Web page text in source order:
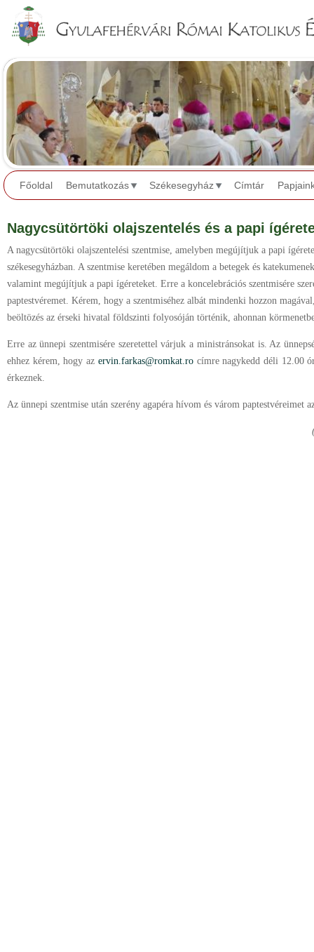
Főoldal Bemutatkozás Székesegyház Címtár
Nagycsütörtöki olajszentelés és a papi
A nagycsütörtöki olajszentelési szentmise, amelyben megújítjuk a papi
székesegyházban. A szentmise keretében megáldom a betegek és
valamint megújítjuk a papi ígéreteket. Erre a koncelebrációs szentmisére
paptestvéremet. Kérem, hogy a szentmiséhez albát mindenki hozzon
beöltözés az érseki hivatal földszinti folyosóján történik, ahonnan
Erre az ünnepi szentmisére szeretettel várjuk a ministránsokat is. Az
ehhez kérem, hogy az ervin.farkas@romkat.rocímre nagykedd déli 12.00
érkeznek.
Az ünnepi szentmise után szerény agapéra hívom és várom paptestvéreimet